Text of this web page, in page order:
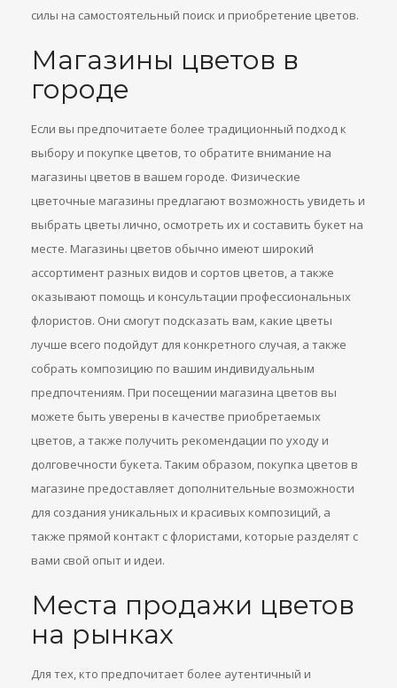
силы на самостоятельный поиск и приобретение цветов.
Магазины цветов в
городе
Если вы предпочитаете более традиционный подход к
выбору и покупке цветов, то обратите внимание на
магазины цветов в вашем городе. Физические
цветочные магазины предлагают возможность увидеть и
выбрать цветы лично, осмотреть их и составить букет на
месте. Магазины цветов обычно имеют широкий
ассортимент разных видов и сортов цветов, а также
оказывают помощь и консультации профессиональных
флористов. Они смогут подсказать вам, какие цветы
лучше всего подойдут для конкретного случая, а также
собрать композицию по вашим индивидуальным
предпочтениям. При посещении магазина цветов вы
можете быть уверены в качестве приобретаемых
цветов, а также получить рекомендации по уходу и
долговечности букета. Таким образом, покупка цветов в
магазине предоставляет дополнительные возможности
для создания уникальных и красивых композиций, а
также прямой контакт с флористами, которые разделят с
вами свой опыт и идеи.
Места продажи цветов
на рынках
Для тех, кто предпочитает более аутентичный и